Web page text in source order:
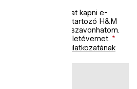
szabott promóciókat kapni e-
a H&M csoporthoz tartozó H&M
bármikor visszavonhatom.
a(z) 16. életévemet. *
Adatvédelmi nyilatkozatának